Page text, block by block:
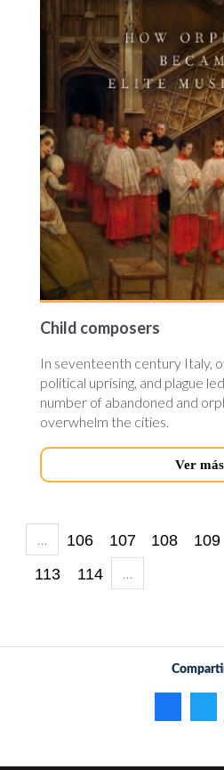
Child composers
In seventeenth century Italy,
political uprising, and plague
number of abandoned and
overwhelm the cities.
Ver más
… 106 107 108 109
113
114 …